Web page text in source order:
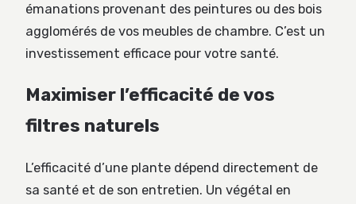
émanations provenant des peintures ou des bois
agglomérés de vos meubles de chambre. C’est un
investissement efficace pour votre santé.
Maximiser l’efficacité de vos
filtres naturels
L’efficacité d’une plante dépend directement de
sa santé et de son entretien. Un végétal en